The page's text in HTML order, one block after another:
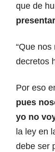
que de
“Que
decretos
Por eso
pues
yo no
la ley en
debe ser